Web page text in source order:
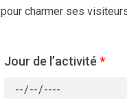
pour charmer ses
Jour de l’activité *